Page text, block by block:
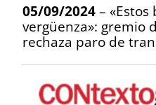
05/09/2024 –
vergüenza»: gremio
rechaza paro de